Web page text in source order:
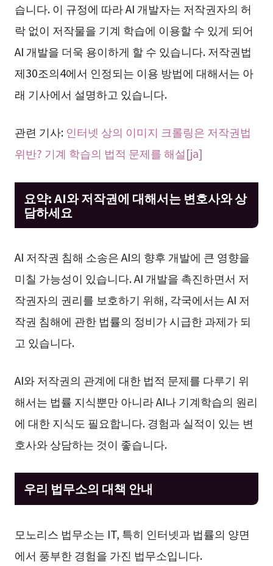
습니다. 이 규정에 따라 AI 개발자는 저작권자의 허
락 없이 저작물을 기계 학습에 이용할 수 있게 되어
AI 개발을 더욱 용이하게 할 수 있습니다. 저작권법
제30조의4에서 인정되는 이용 방법에 대해서는 아
래 기사에서 설명하고 있습니다.
관련 기사: 인터넷 상의 이미지 크롤링은 저작권법
위반? 기계 학습의 법적 문제를 해설[ja]
요약: AI와 저작권에 대해서는 변호사와 상
담하세요
AI 저작권 침해 소송은 AI의 향후 개발에 큰 영향을
미칠 가능성이 있습니다. AI 개발을 촉진하면서 저
작권자의 권리를 보호하기 위해, 각국에서는 AI 저
작권 침해에 관한 법률의 정비가 시급한 과제가 되
고 있습니다.
AI와 저작권의 관계에 대한 법적 문제를 다루기 위
해서는 법률 지식뿐만 아니라 AI나 기계학습의 원리
에 대한 지식도 필요합니다. 경험과 실적이 있는 변
호사와 상담하는 것이 좋습니다.
우리 법무소의 대책 안내
모노리스 법무소는 IT, 특히 인터넷과 법률의 양면
에서 풍부한 경험을 가진 법무소입니다.